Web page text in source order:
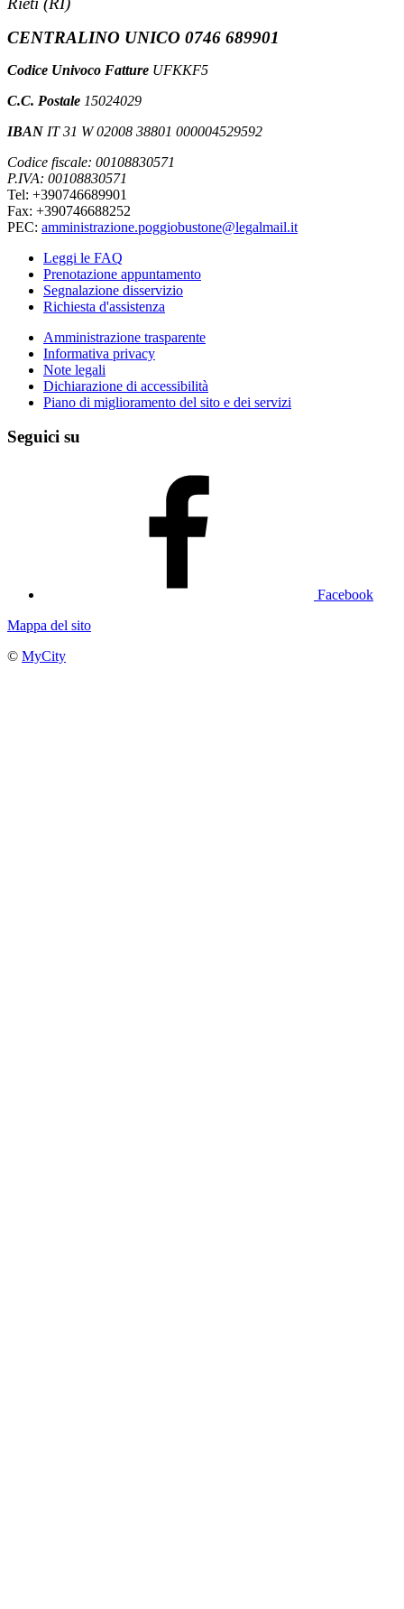
CENTRALINO UNICO 0746 689901
Codice Univoco Fatture UFKKF5
C.C. Postale 15024029
IBAN IT 31 W 02008 38801 000004529592
Codice fiscale: 00108830571
P.IVA: 00108830571
Tel: +390746689901
Fax: +390746688252
PEC: amministrazione.poggiobustone@legalmail.it
Leggi le FAQ
Prenotazione appuntamento
Segnalazione disservizio
Richiesta d'assistenza
Amministrazione trasparente
Informativa privacy
Note legali
Dichiarazione di accessibilità
Piano di miglioramento del sito e dei servizi
Seguici su
Facebook
Mappa del sito
© MyCity